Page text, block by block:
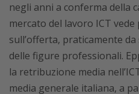
negli anni a conferma della
mercato del lavoro ICT
sull’offerta, praticamente
delle figure professionali.
la retribuzione media
media generale italiana, a